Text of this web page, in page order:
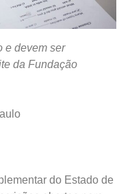
e devem ser
da Fundação
do Estado de